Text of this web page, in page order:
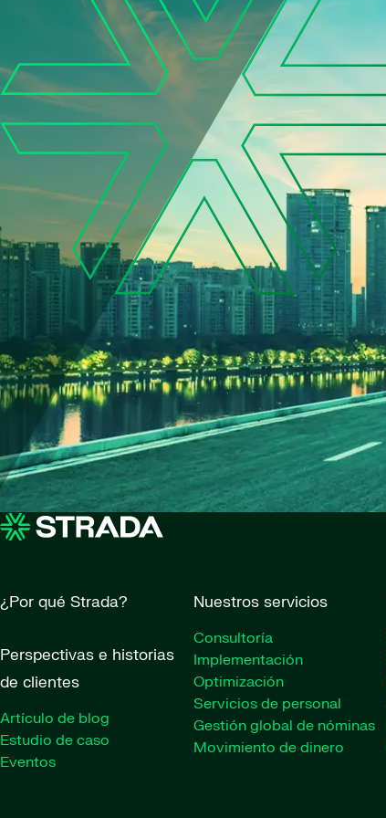
¿Por qué Strada?
Perspectivas e historias
de clientes
Artículo de blog
Estudio de caso
Eventos
Nuestros servicios
Consultoría
Implementación
Optimización
Servicios de personal
Gestión global de nóminas
Movimiento de dinero